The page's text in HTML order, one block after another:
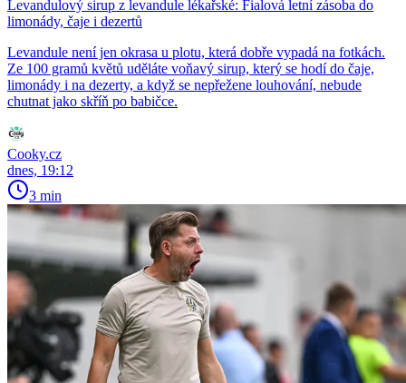
Levandulový sirup z levandule lékařské: Fialová letní zásoba do
limonády, čaje i dezertů
Levandule není jen okrasa u plotu, která dobře vypadá na fotkách.
Ze 100 gramů květů uděláte voňavý sirup, který se hodí do čaje,
limonády i na dezerty, a když se nepřežene louhování, nebude
chutnat jako skříň po babičce.
Cooky.cz
dnes, 19:12
3 min